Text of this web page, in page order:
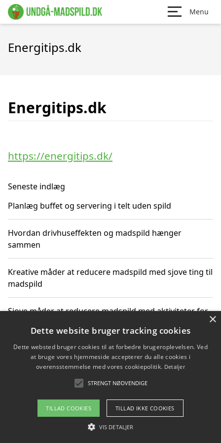
Menu
Energitips.dk
Energitips.dk
https://energitips.dk/
Seneste indlæg
Planlæg buffet og servering i telt uden spild
Hvordan drivhuseffekten og madspild hænger
sammen
Kreative måder at reducere madspild med sjove ting til
madspild
Sjove måder at reducere madspild med aktiviteter for
Hvor finder jeg nemme måltidskasser i Vejle
Om / kontakt
Blog Betingelser
×
Dette website bruger tracking cookies
Dette websted bruger cookies til at forbedre brugeroplevelsen. Ved
at bruge vores hjemmeside accepterer du alle cookies i
overensstemmelse med vores cookiepolitik. Detaljer
STRENGT NØDVENDIGE
TILLAD COOKIES TILLAD IKKE COOKIES
VIS DETALJER